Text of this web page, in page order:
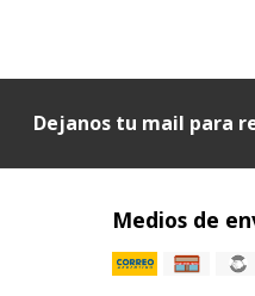
Dejanos tu mail para
Medios de